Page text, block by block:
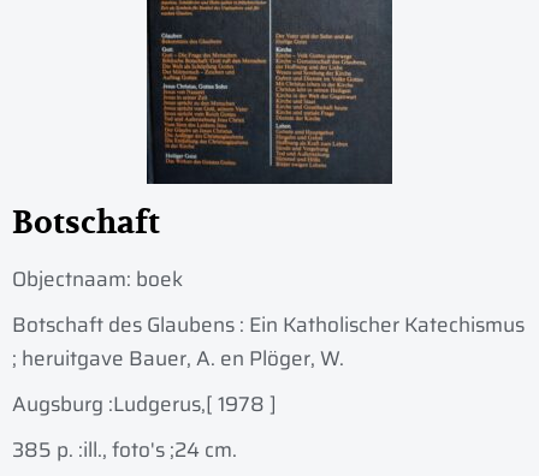
Botschaft
Objectnaam: boek
Botschaft des Glaubens : Ein Katholischer Katechismus
; heruitgave Bauer, A. en Plöger, W.
Augsburg :Ludgerus,[ 1978 ]
385 p. :ill., foto's ;24 cm.